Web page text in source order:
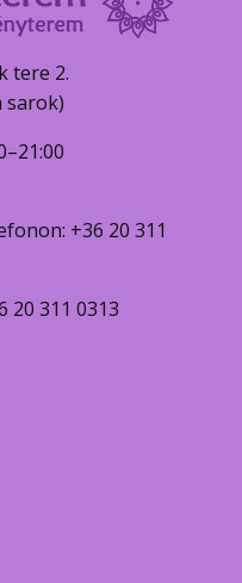
tere 2.
sarok)
+36 20 311
20 311 0313